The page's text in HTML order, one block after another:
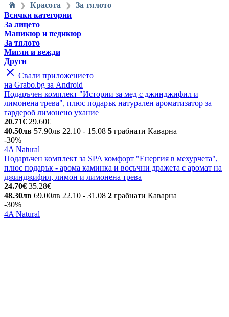
❯ Красота ❯
За тялото
Всички категории
За лицето
Маникюр и педикюр
За тялото
Мигли и вежди
Други
Свали приложението
на Grabo.bg за Android
Подаръчен комплект "Истории за мед с джинджифил и
лимонена трева", плюс подарък натурален ароматизатор за
гардероб лимонено ухание
20.71€ 29.60€
40.50лв 57.90лв 22.10 - 15.08 5 грабнати Каварна
-30%
4A Natural
Подаръчен комплект за SPA комфорт "Енергия в мехурчета",
плюс подарък - арома каминка и восъчни дражета с аромат на
джинджифил, лимон и лимонена трева
24.70€ 35.28€
48.30лв 69.00лв 22.10 - 31.08 2 грабнати Каварна
-30%
4A Natural